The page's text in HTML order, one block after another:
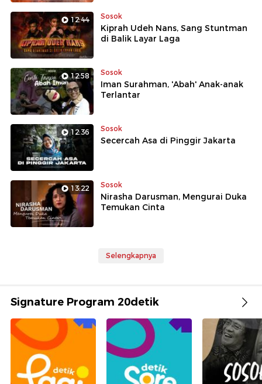
12:44 Sosok
Kiprah Udeh Nans, Sang Stuntman
di Balik Layar Laga
12:58 Sosok
Iman Surahman, 'Abah' Anak-anak
Terlantar
12:36 Sosok
Secercah Asa di Pinggir Jakarta
13:22 Sosok
Nirasha Darusman, Mengurai Duka
Temukan Cinta
Selengkapnya
Signature Program 20detik